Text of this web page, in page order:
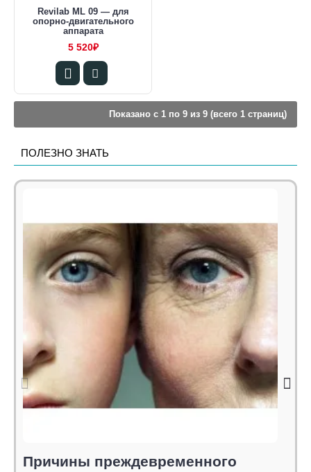
Revilab ML 09 — для
опорно-двигательного
аппарата
5 520₽
Показано с 1 по 9 из 9 (всего 1 страниц)
ПОЛЕЗНО ЗНАТЬ
Причины преждевременного